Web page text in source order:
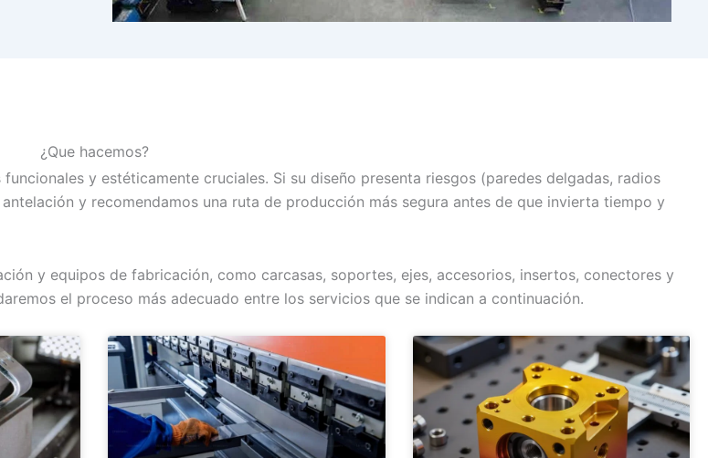
¿Que hacemos?
y estéticamente cruciales. Si su diseño presenta riesgos (paredes delgadas, radios
y recomendamos una ruta de producción más segura antes de que invierta tiempo y
y equipos de fabricación, como carcasas, soportes, ejes, accesorios, insertos, conectores y
el proceso más adecuado entre los servicios que se indican a continuación.